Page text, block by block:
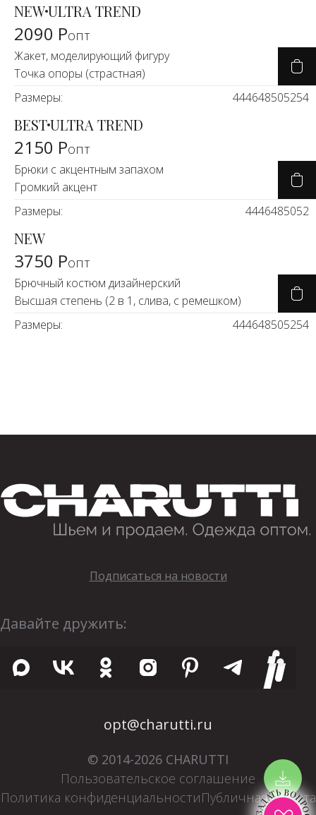
ЗАДАТЬ ВОПРОС
NEWULTRA TREND
2090 Ропт
Жакет, моделирующий фигуру
Точка опоры (страстная)
Размеры:
444648505254
BESTULTRA TREND
2150 Ропт
Брюки с акцентным запахом
Громкий акцент
Размеры:
4446485052
NEW
3750 Ропт
Брючный костюм дизайнерский
Высшая степень (2 в 1, слива, с ремешком)
Размеры:
444648505254
Подписаться на новости
Давайте дружить:
opt@charutti.ru
© 2014-2026 CHARUTTI
Пользовательское соглашение
Политика конфиденциальностиПубличная оферта